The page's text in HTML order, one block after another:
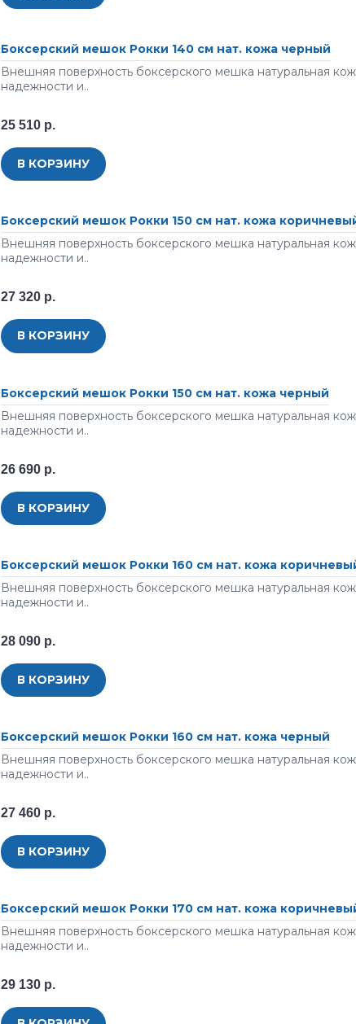
Боксерский мешок Рокки 140 см нат. кожа черный
Внешняя поверхность боксерского мешка натуральная
надежности и..
25 510 р.
В КОРЗИНУ
Боксерский мешок Рокки 150 см нат. кожа
Внешняя поверхность боксерского мешка натуральная
надежности и..
27 320 р.
В КОРЗИНУ
Боксерский мешок Рокки 150 см нат. кожа черный
Внешняя поверхность боксерского мешка натуральная
надежности и..
26 690 р.
В КОРЗИНУ
Боксерский мешок Рокки 160 см нат. кожа
Внешняя поверхность боксерского мешка натуральная
надежности и..
28 090 р.
В КОРЗИНУ
Боксерский мешок Рокки 160 см нат. кожа черный
Внешняя поверхность боксерского мешка натуральная
надежности и..
27 460 р.
В КОРЗИНУ
Боксерский мешок Рокки 170 см нат. кожа
Внешняя поверхность боксерского мешка натуральная
надежности и..
29 130 р.